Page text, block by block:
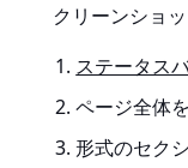
クリーンショ
ステータス
ページ全体
形式のセク